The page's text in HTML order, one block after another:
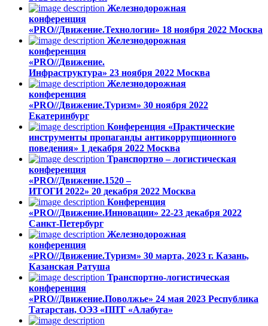
Железнодорожная
конференция
«PRO//Движение.Технологии» 18 ноября 2022 Москва
Железнодорожная
конференция
«PRO//Движение.
Инфраструктура» 23 ноября 2022 Москва
Железнодорожная
конференция
«PRO//Движение.Туризм» 30 ноября 2022
Екатеринбург
Конференция «Практические
инструменты пропаганды антикоррупционного
поведения» 1 декабря 2022 Москва
Транспортно – логистическая
конференция
«PRO//Движение.1520 –
ИТОГИ 2022» 20 декабря 2022 Москва
Конференция
«PRO//Движение.Инновации» 22-23 декабря 2022
Санкт-Петербург
Железнодорожная
конференция
«PRO//Движение.Туризм» 30 марта, 2023 г. Казань,
Казанская Ратуша
Транспортно-логистическая
конференция
«PRO//Движение.Поволжье» 24 мая 2023 Республика
Татарстан, ОЭЗ «ППТ «Алабуга»